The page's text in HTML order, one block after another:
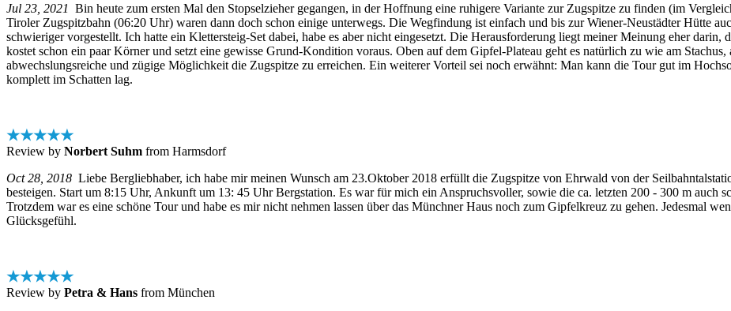
Jul 23, 2021 Bin heute zum ersten Mal den Stopselzieher gegangen, in der Hoffnung eine ruhigere Variante zur Zugspitze zu finden (im
Tiroler Zugspitzbahn (06:20 Uhr) waren dann doch schon einige unterwegs. Die Wegfindung ist einfach und bis zur Wiener-Neustädter Hütte
schwieriger vorgestellt. Ich hatte ein Klettersteig-Set dabei, habe es aber nicht eingesetzt. Die Herausforderung liegt meiner Meinung eher darin,
kostet schon ein paar Körner und setzt eine gewisse Grund-Kondition voraus. Oben auf dem Gipfel-Plateau geht es natürlich zu wie am Stachus,
abwechslungsreiche und zügige Möglichkeit die Zugspitze zu erreichen. Ein weiterer Vorteil sei noch erwähnt: Man kann die Tour gut im
komplett im Schatten lag.
★★★★★
Review by Norbert Suhm from Harmsdorf
Oct 28, 2018 Liebe Bergliebhaber, ich habe mir meinen Wunsch am 23.Oktober 2018 erfüllt die Zugspitze von Ehrwald von der
besteigen. Start um 8:15 Uhr, Ankunft um 13: 45 Uhr Bergstation. Es war für mich ein Anspruchsvoller, sowie die ca. letzten 200 - 300 m auch
Trotzdem war es eine schöne Tour und habe es mir nicht nehmen lassen über das Münchner Haus noch zum Gipfelkreuz zu gehen. Jedesmal
Glücksgefühl.
★★★★★
Review by Petra & Hans from München